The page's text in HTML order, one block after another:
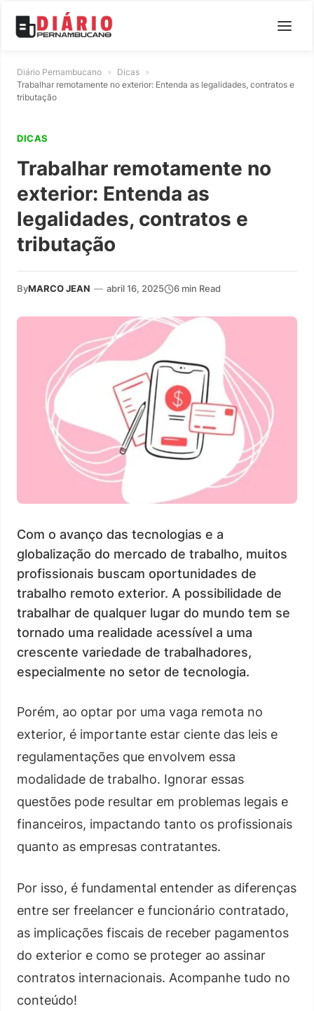
Diário Pernambucano » Dicas »
Trabalhar remotamente no exterior: Entenda as legalidades, contratos e
tributação
DICAS
Trabalhar remotamente no
exterior: Entenda as
legalidades, contratos e
tributação
ByMARCO JEAN — abril 16, 2025 6 min Read
Com o avanço das tecnologias e a
globalização do mercado de trabalho, muitos
profissionais buscam oportunidades de
trabalho remoto exterior. A possibilidade de
trabalhar de qualquer lugar do mundo tem se
tornado uma realidade acessível a uma
crescente variedade de trabalhadores,
especialmente no setor de tecnologia.
Porém, ao optar por uma vaga remota no
exterior, é importante estar ciente das leis e
regulamentações que envolvem essa
modalidade de trabalho. Ignorar essas
questões pode resultar em problemas legais e
financeiros, impactando tanto os profissionais
quanto as empresas contratantes.
Por isso, é fundamental entender as diferenças
entre ser freelancer e funcionário contratado,
as implicações fiscais de receber pagamentos
do exterior e como se proteger ao assinar
contratos internacionais. Acompanhe tudo no
conteúdo!